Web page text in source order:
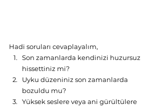
Hadi soruları cevaplayalım,
Son zamanlarda kendinizi huzursuz
hissettiniz mi?
Uyku düzeniniz son zamanlarda
bozuldu mu?
Yüksek seslere veya ani gürültülere